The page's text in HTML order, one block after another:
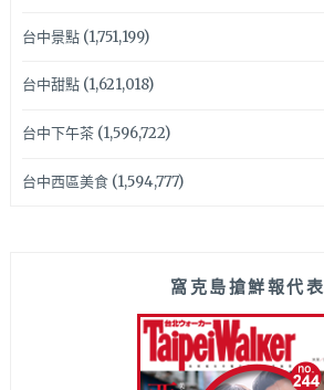
台中景點(1,751,199)
台中甜點(1,621,018)
台中下午茶(1,596,722)
台中西區美食(1,594,777)
窩克島搶鮮報代表